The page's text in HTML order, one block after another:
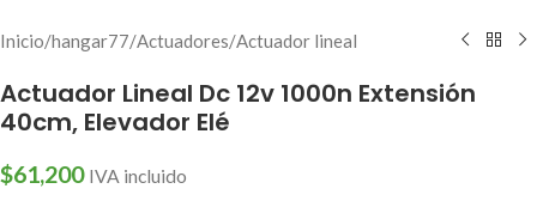
Inicio/hangar77/Actuadores/Actuador lineal
Actuador Lineal Dc 12v 1000n Extensión
40cm, Elevador Elé
$61,200 IVA incluido